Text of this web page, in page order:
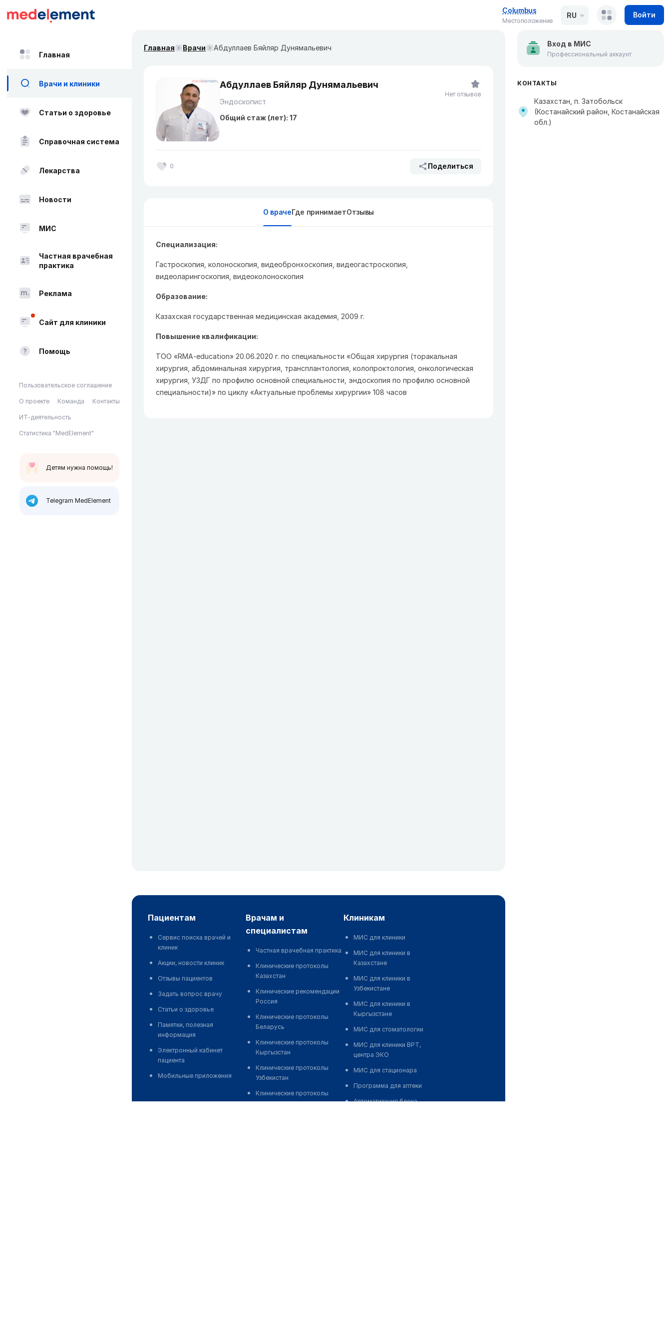
Columbus
Местоположение
RU Войти
Главная
Врачи и клиники
Статьи о здоровье
Справочная система
Лекарства
Новости
МИС
Частная врачебная
практика
Реклама
Сайт для клиники
Помощь
Пользовательское соглашение
О проекте Команда Контакты
ИТ-деятельность
Статистика "MedElement"
Детям нужна помощь!
Telegram MedElement
Главная Врачи Абдуллаев Бяйляр Дунямальевич
Абдуллаев Бяйляр Дунямальевич
Эндоскопист
Общий стаж (лет): 17
0 Поделиться
Нет отзывов
О врачеГде принимаетОтзывы
Специализация:
Гастроскопия, колоноскопия, видеобронхоскопия, видеогастроскопия,
видеоларингоскопия, видеоколоноскопия
Образование:
Казахская государственная медицинская академия, 2009 г.
Повышение квалификации:
ТОО «RMA-education» 20.06.2020 г. по специальности «Общая хирургия (торакальная
хирургия, абдоминальная хирургия, трансплантология, колопроктология, онкологическая
хирургия, УЗДГ по профилю основной специальности, эндоскопия по профилю основной
специальности)» по циклу «Актуальные проблемы хирургии» 108 часов
пациентам
Сервис поиска врачей и
клиник
Акции, новости клиник
Отзывы пациентов
Задать вопрос врачу
Статьи о здоровье
Памятки, полезная
информация
Электронный кабинет
пациента
Мобильные приложения
врачам и
специалистам
Частная врачебная практика
Клинические протоколы
Казахстан
Клинические рекомендации
Россия
Клинические протоколы
Беларусь
Клинические протоколы
Кыргызстан
Клинические протоколы
Узбекистан
Клинические протоколы
диагностики и лечения
клиникам
МИС для клиники
МИС для клиники в
Казахстане
МИС для клиники в
Узбекистане
МИС для клиники в
Кыргызстане
МИС для стоматологии
МИС для клиники ВРТ,
центра ЭКО
МИС для стационара
Программа для аптеки
Автоматизация блока
Вход в МИС
Профессиональный аккаунт
КОНТАКТЫ
Казахстан, п. Затобольск
(Костанайский район, Костанайская
обл.)